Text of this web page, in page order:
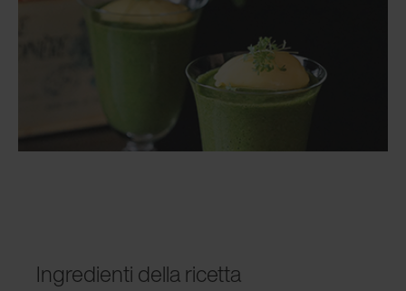
Ingredienti della ricetta